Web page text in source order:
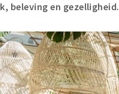
beleving en gezelligheid.